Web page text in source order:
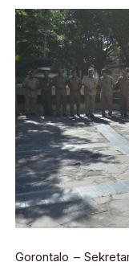
Gorontalo –